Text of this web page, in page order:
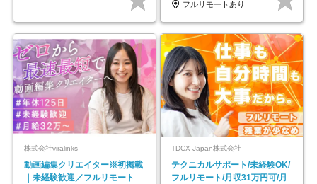
フルリモートあり
株式会社viralinks
動画編集クリエイター※初掲載
｜未経験歓迎／フルリモート
TDCX Japan株式会社
テクニカルサポート/未経験OK/
フルリモート/月収31万円可/月